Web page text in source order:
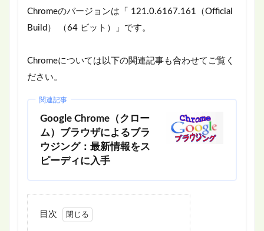
Chromeのバージョンは「 121.0.6167.161（Official
Build） （64 ビット）」です。
Chromeについては以下の関連記事も合わせてご覧く
ださい。
関連記事
Google Chrome（クロー
ム）ブラウザによるブラ
ウジング：最新情報をス
ピーディに入手
目次